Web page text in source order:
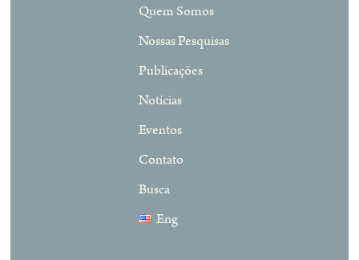
Quem Somos
Nossas Pesquisas
Publicações
Notícias
Eventos
Contato
Busca
Eng